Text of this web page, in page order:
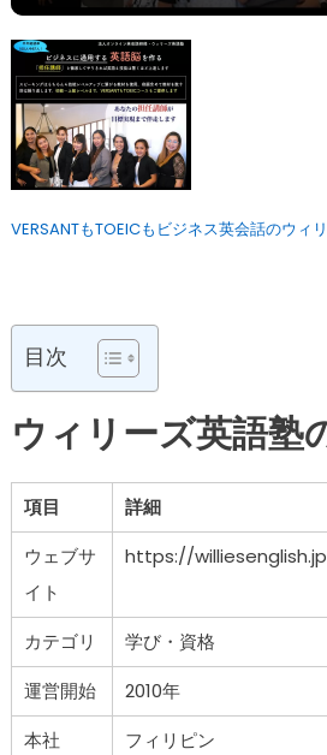
VERSANTもTOEICもビジネス英会話のウィ
目次
ウィリーズ英語塾
項目
詳細
ウェブサ
イト
https://williesenglish.jp
カテゴリ
学び・資格
運営開始
2010年
本社
フィリピン